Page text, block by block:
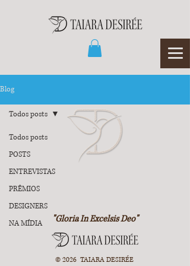
Blog
Todos posts
POSTS
ENTREVISTAS
PRÊMIOS
DESIGNERS
NA MÍDIA
Todos posts
"Gloria In Excelsis Deo"
© 2026 TAIARA DESIRÉE